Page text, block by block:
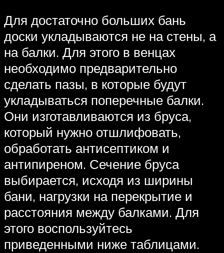
Для достаточно больших бань
доски укладываются не на стены, а
на балки. Для этого в венцах
необходимо предварительно
сделать пазы, в которые будут
укладываться поперечные балки.
Они изготавливаются из бруса,
который нужно отшлифовать,
обработать антисептиком и
антипиреном. Сечение бруса
выбирается, исходя из ширины
бани, нагрузки на перекрытие и
расстояния между балками. Для
этого воспользуйтесь
приведенными ниже таблицами.